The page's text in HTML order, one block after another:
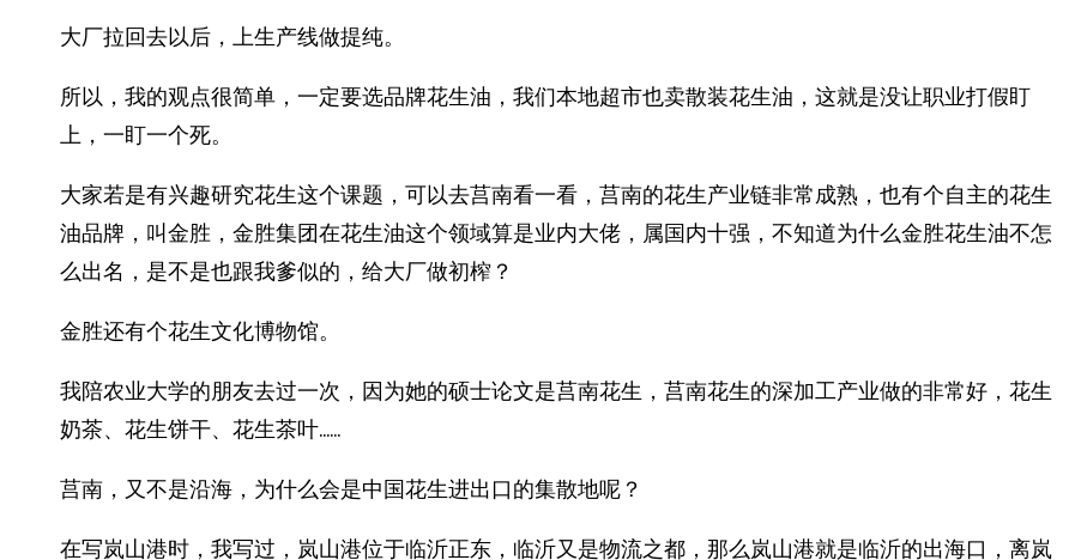
大厂拉回去以后，上生产线做提纯。
所以，我的观点很简单，一定要选品牌花生油，我们本地超市也卖散装花生油，这就是没让职业打假盯
上，一盯一个死。
大家若是有兴趣研究花生这个课题，可以去莒南看一看，莒南的花生产业链非常成熟，也有个自主的花生
油品牌，叫金胜，金胜集团在花生油这个领域算是业内大佬，属国内十强，不知道为什么金胜花生油不怎
么出名，是不是也跟我爹似的，给大厂做初榨？
金胜还有个花生文化博物馆。
我陪农业大学的朋友去过一次，因为她的硕士论文是莒南花生，莒南花生的深加工产业做的非常好，花生
奶茶、花生饼干、花生茶叶……
莒南，又不是沿海，为什么会是中国花生进出口的集散地呢？
在写岚山港时，我写过，岚山港位于临沂正东，临沂又是物流之都，那么岚山港就是临沂的出海口，离岚